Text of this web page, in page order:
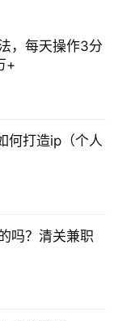
，每天操作3分
+
何打造ip（个人
吗？清关兼职